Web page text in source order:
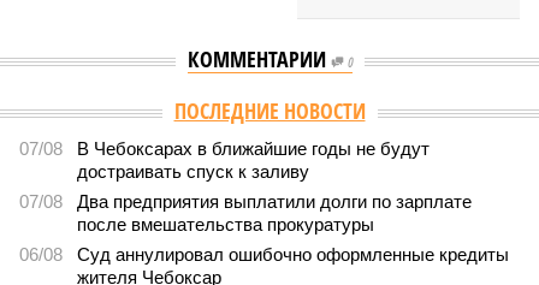
КОММЕНТАРИИ 0
ПОСЛЕДНИЕ НОВОСТИ
07/08
В Чебоксарах в ближайшие годы не будут
достраивать спуск к заливу
07/08
Два предприятия выплатили долги по зарплате
после вмешательства прокуратуры
06/08
Суд аннулировал ошибочно оформленные кредиты
жителя Чебоксар